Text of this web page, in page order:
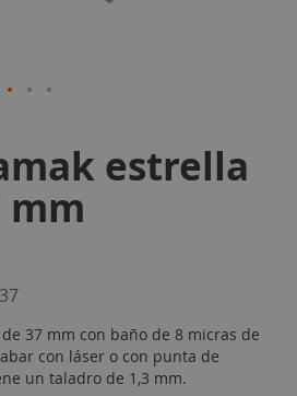
estrella
mm
37 mm con baño de 8 micras de
con láser o con punta de
un taladro de 1,3 mm.